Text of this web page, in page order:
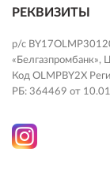
РЕКВИЗИТЫ
р/с
«Белгазпромбанк»,
Код OLMPBY2X
РБ: 364469 от